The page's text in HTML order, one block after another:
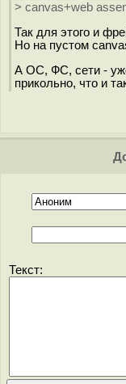
> canvas+web
Так для этого и
Но на пустом
А ОС, ФС, сети -
прикольно, что и
Текст: